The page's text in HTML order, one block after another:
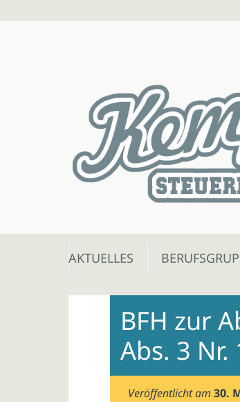
Skip
AKTUELLES
BFH zur
Abs. 3 Nr.
Veröffentlicht am30.